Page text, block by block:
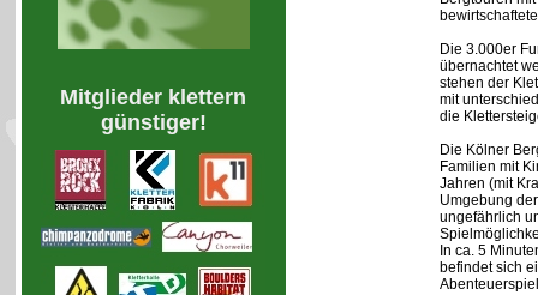
Mitglieder klettern
günstiger!
Die 3.000er
übernachtet
stehen der
mit
die
Die Kölner
Familien mit
Jahren (mit
Umgebung
ungefährlich
In ca. 5
befindet sich